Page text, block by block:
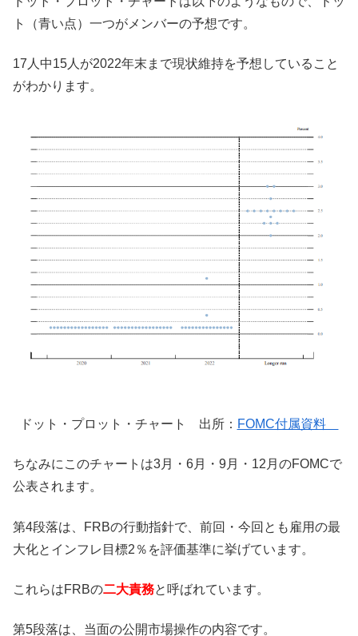
ト（青い点）一つがメンバーの予想です。
17人中15人が2022年末まで現状維持を予想していること
がわかります。
ドット・プロット・チャート 出所： FOMC付属資料
ちなみにこのチャートは3月・6月・9月・12月のFOMCで
公表されます。
第4段落は、FRBの行動指針で、前回・今回とも雇用の最
大化とインフレ目標2％を評価基準に挙げています。
これらはFRBの二大責務と呼ばれています。
第5段落は、当面の公開市場操作の内容です。